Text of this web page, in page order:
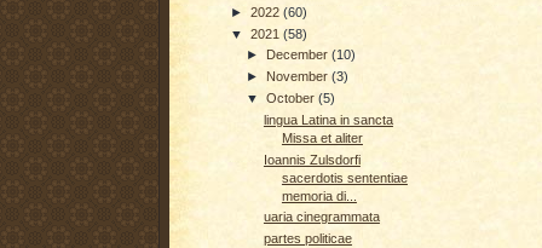
► 2022 (60)
▼ 2021 (58)
►
December(10)
► November(3)
▼October(5)
lingua Latina in sancta
Missa et aliter
Ioannis Zulsdorfi
sacerdotis sententiae
memoria di...
uaria cinegrammata
partes politicae